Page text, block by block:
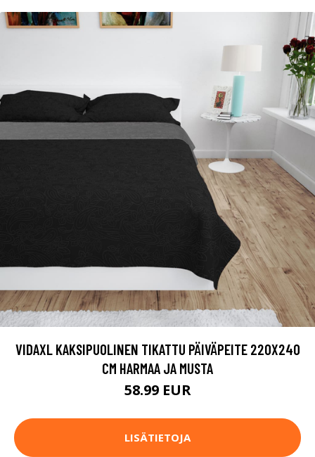
VIDAXL KAKSIPUOLINEN TIKATTU PÄIVÄPEITE 220X240
CM HARMAA JA MUSTA
58.99 EUR
LISÄTIETOJA